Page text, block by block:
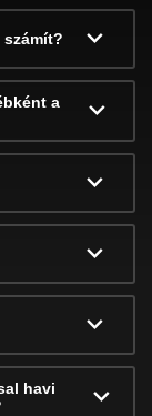
a
havi